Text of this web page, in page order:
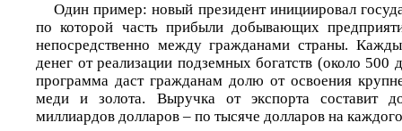
Один пример: новый президент инициировал
по которой часть прибыли добывающих
непосредственно между гражданами страны.
денег от реализации подземных богатств (около 500
программа даст гражданам долю от освоения
меди и золота. Выручка от экспорта составит
миллиардов долларов – по тысяче долларов на